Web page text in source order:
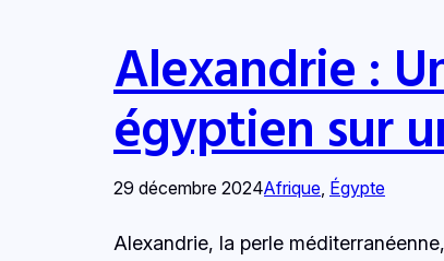
Alexandrie :
égyptien sur
29 décembre 2024Afrique, Égypte
Alexandrie, la perle